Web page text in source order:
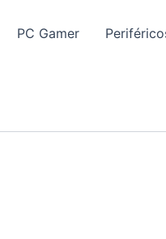
PC Gamer